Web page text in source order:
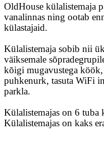
OldHouse külalistemaja
vanalinnas ning ootab
külastajaid.
Külalistemaja sobib nii
väiksemale
kõigi mugavustega
puhkenurk, tasuta WiFi
parkla.
Külalistemajas on 6
Külalistemajas on kaks